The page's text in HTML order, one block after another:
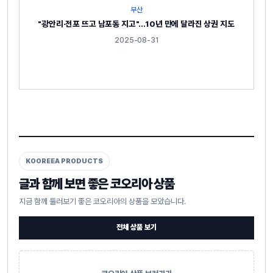
부산
"광안리·전포 뜨고 남포동 지고"…10년 만에 달라진 상권 지도
2025-08-31
KOOREEA PRODUCTS
글과 함께 보면 좋은 코오리아 상품
지금 함께 둘러보기 좋은 코오리아의 상품을 모았습니다.
전체 상품 보기